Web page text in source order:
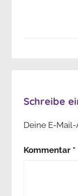
Schreibe
Deine E-
Kommentar *